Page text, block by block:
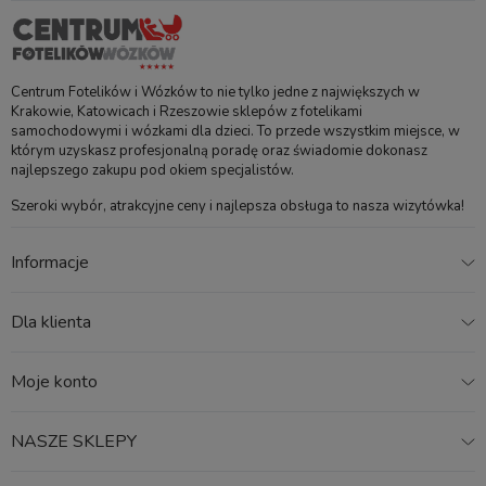
3. Komfortowe kubełkowe siedzisko
spacerowe
Po etapie gondoli przychodzi czas na wygodną spacerówkę,
która została zaprojektowana tak, aby zapewnić dziecku
✔Kubełkowe siedzisko
najmłodszych
tym pozycja leżąca, pozwalają na komfortowe drzemki
✔Możliwość montażu przodem lub tyłem do kierunku
dziecka.
Centrum Fotelików i Wózków to nie tylko jedne z największych w
Krakowie, Katowicach i Rzeszowie sklepów z fotelikami
samochodowymi i wózkami dla dzieci. To przede wszystkim miejsce, w
którym uzyskasz profesjonalną poradę oraz świadomie dokonasz
najlepszego zakupu pod okiem specjalistów.
Szeroki wybór, atrakcyjne ceny i najlepsza obsługa to nasza wizytówka!
Informacje
Dla klienta
Moje konto
NASZE SKLEPY